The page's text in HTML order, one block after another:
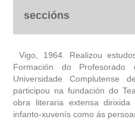
seccións
biografía
obra
fototeca
Vigo, 1964. Realizou
Formación do
Universidade Complutense
participou na fundación do
obra literaria extensa
infanto-xuvenís como ás